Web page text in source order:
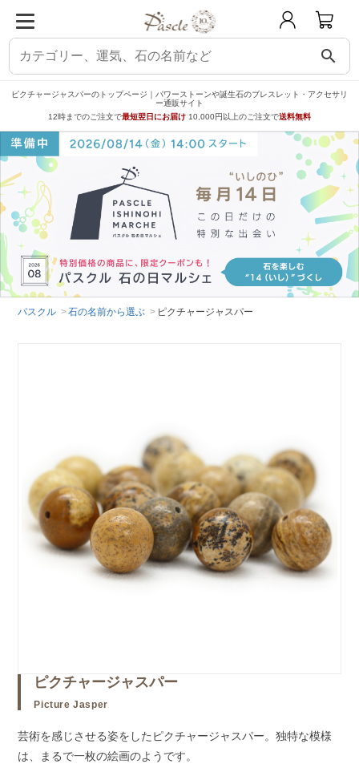
search
ピクチャージャスパーのトップページ｜パワーストーンや誕生石のブレスレット・アクセサリ
ー通販サイト
12時までのご注文で最短翌日にお届け 10,000円以上のご注文で送料無料
パスクル 石の名前から選ぶ ピクチャージャスパー
ピクチャージャスパー
Picture Jasper
芸術を感じさせる姿をしたピクチャージャスパー。独特な模様
は、まるで一枚の絵画のようです。